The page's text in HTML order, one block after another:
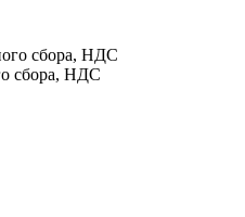
сбора, НДС